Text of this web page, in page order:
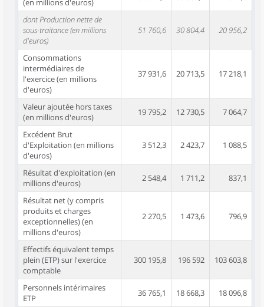
(en millions d'euros)
dont Production nette de
sous-traitance (en millions
d'euros)
51 760,6 30 804,4 20 956,2
Consommations
intermédiaires de
l'exercice (en millions
d'euros)
37 931,6 20 713,5 17 218,1
Valeur ajoutée hors taxes
(en millions d'euros)
19 795,2 12 730,5 7 064,7
Excédent Brut
d'Exploitation (en millions
d'euros)
3 512,3 2 423,7 1 088,5
Résultat d'exploitation (en
millions d'euros)
2 548,4 1 711,2 837,1
Résultat net (y compris
produits et charges
exceptionnelles) (en
millions d'euros)
2 270,5 1 473,6 796,9
Effectifs équivalent temps
plein (ETP) sur l'exercice
comptable
300 195,8 196 592 103 603,8
Personnels intérimaires
ETP
36 765,1 18 668,3 18 096,8